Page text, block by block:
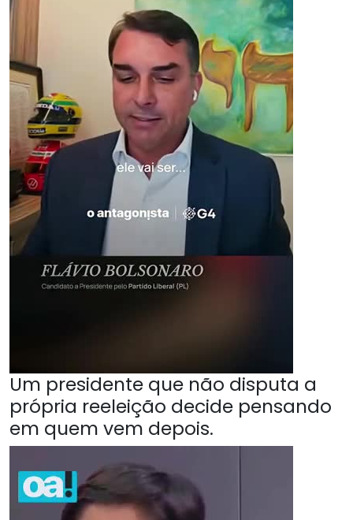
Um presidente que não disputa a
própria reeleição decide pensando
em quem vem depois.